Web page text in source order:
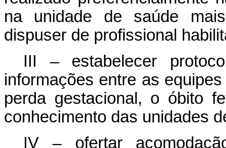
na unidade de saúde
dispuser de profissional
III – estabelecer
informações entre as
perda gestacional, o óbito
conhecimento das unidades
IV – ofertar